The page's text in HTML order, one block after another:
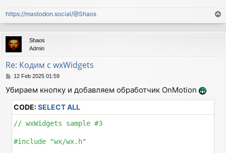
  CreateStatusBar(2);
bool MyApp::OnInit()
{
MyFrame *frame = new MyFrame(wxT("Minimal wxWidets
  frame->Show(true);
  return true;
BEGIN_EVENT_TABLE(MyFrame, wxFrame)
  EVT_MENU(wxID_ABOUT, MyFrame::OnAbout)
  EVT_MENU(wxID_EXIT,  MyFrame::OnQuit)
  EVT_SIZE(            MyFrame::OnSize)
  EVT_BUTTON(wxID_OK,  MyFrame::OnButtonOK)
END_EVENT_TABLE()
void MyFrame::OnAbout(wxCommandEvent& event)
https://mastodon.social/@Shaos
o
p
Shaos
Admin
Re: Кодим с wxWidgets
P
s
t
12 Feb 2025 01:59
Убираем кнопку и добавляем обработчик OnMotion
CODE:SELECT ALL
// wxWidgets sample #3
#include "wx/wx.h"